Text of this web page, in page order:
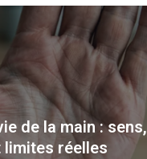
de la main : sens,
réelles